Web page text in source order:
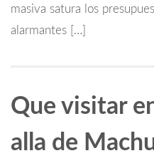
masiva satura los
alarmantes […]
Que visitar
alla de